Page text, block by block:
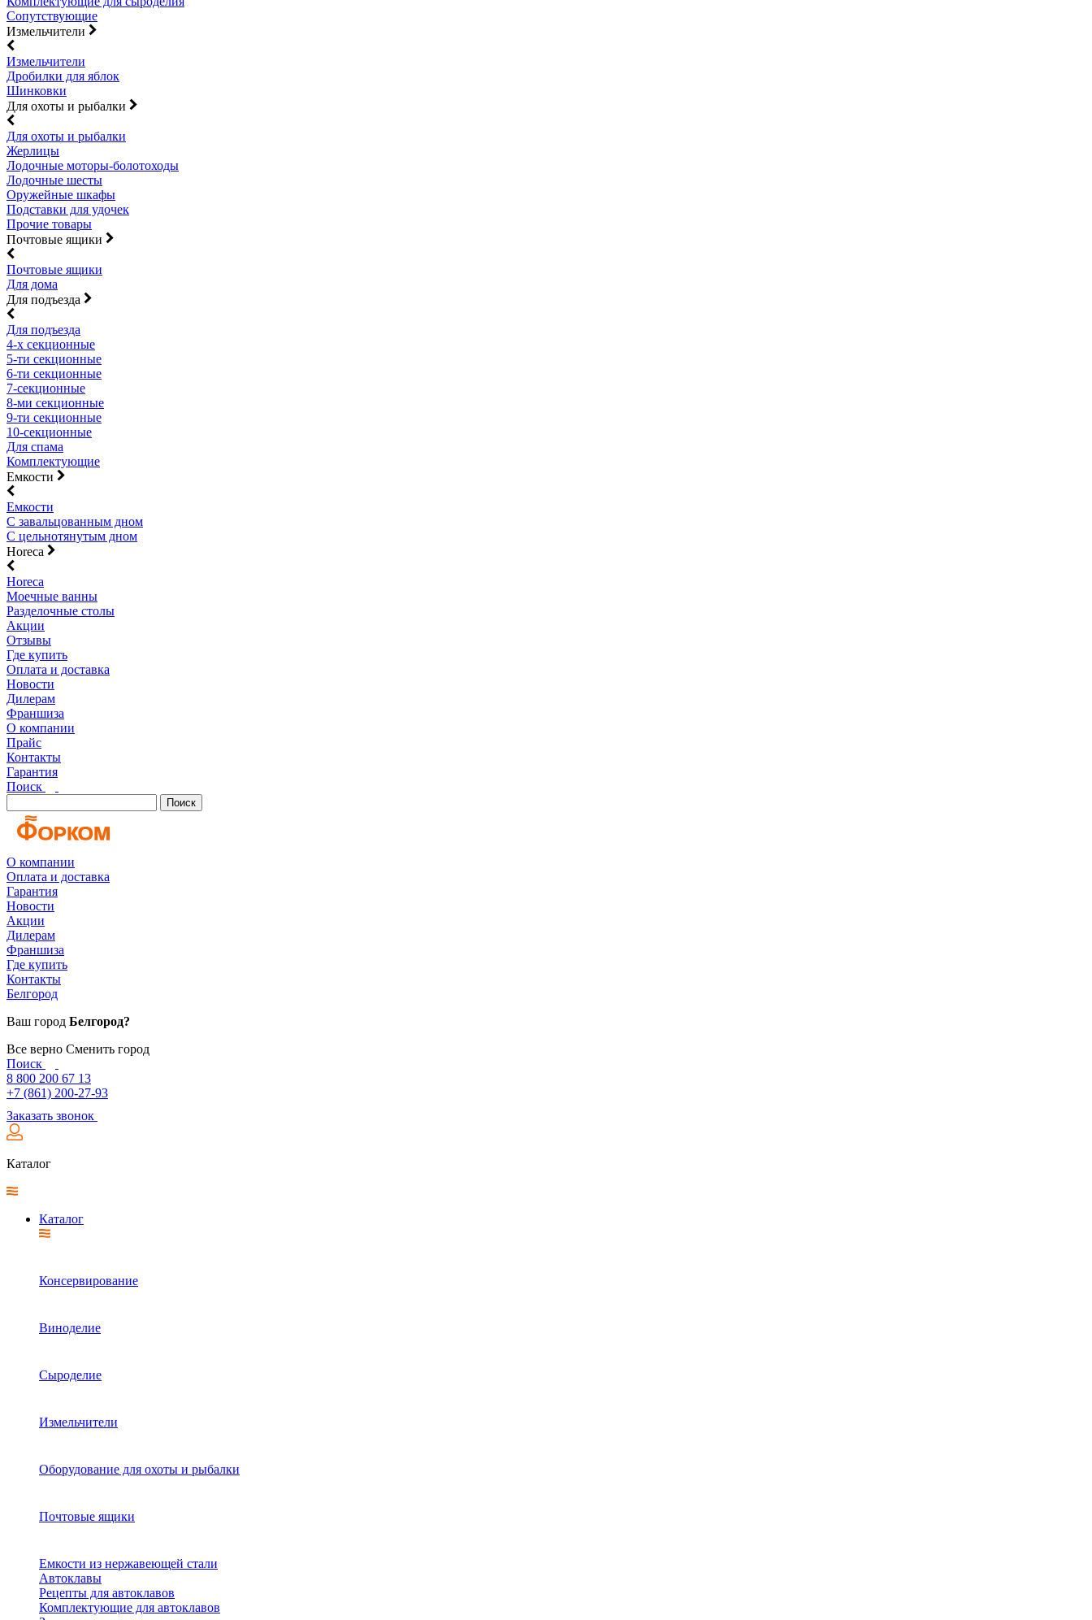
Сопутствующие
Измельчители
Измельчители
Дробилки для яблок
Шинковки
Для охоты и рыбалки
Для охоты и рыбалки
Жерлицы
Лодочные моторы-болотоходы
Лодочные шесты
Оружейные шкафы
Подставки для удочек
Прочие товары
Почтовые ящики
Почтовые ящики
Для дома
Для подъезда
Для подъезда
4-х секционные
5-ти секционные
6-ти секционные
7-секционные
8-ми секционные
9-ти секционные
10-секционные
Для спама
Комплектующие
Емкости
Емкости
С завальцованным дном
С цельнотянутым дном
Horeca
Horeca
Моечные ванны
Разделочные столы
Акции
Отзывы
Где купить
Оплата и доставка
Новости
Дилерам
Франшиза
О компании
Прайс
Контакты
Гарантия
Поиск
Поиск
О компании
Оплата и доставка
Гарантия
Новости
Акции
Дилерам
Франшиза
Где купить
Контакты
Белгород
Ваш город Белгород?
Все верно Сменить город
Поиск
8 800 200 67 13
+7 (861) 200-27-93
Заказать звонок
Каталог
Каталог
Консервирование
Виноделие
Сыроделие
Измельчители
Оборудование для охоты и рыбалки
Почтовые ящики
Емкости из нержавеющей стали
Автоклавы
Рецепты для автоклавов
Комплектующие для автоклавов